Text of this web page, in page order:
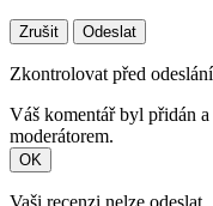
Zrušit Odeslat
Zkontrolovat před
Váš komentář byl přidán
moderátorem.
OK
Vaši recenzi nelze odeslat